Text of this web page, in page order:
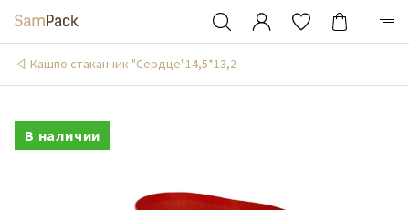
Кашпо стаканчик "Сердце"14,5*13,2
В наличии